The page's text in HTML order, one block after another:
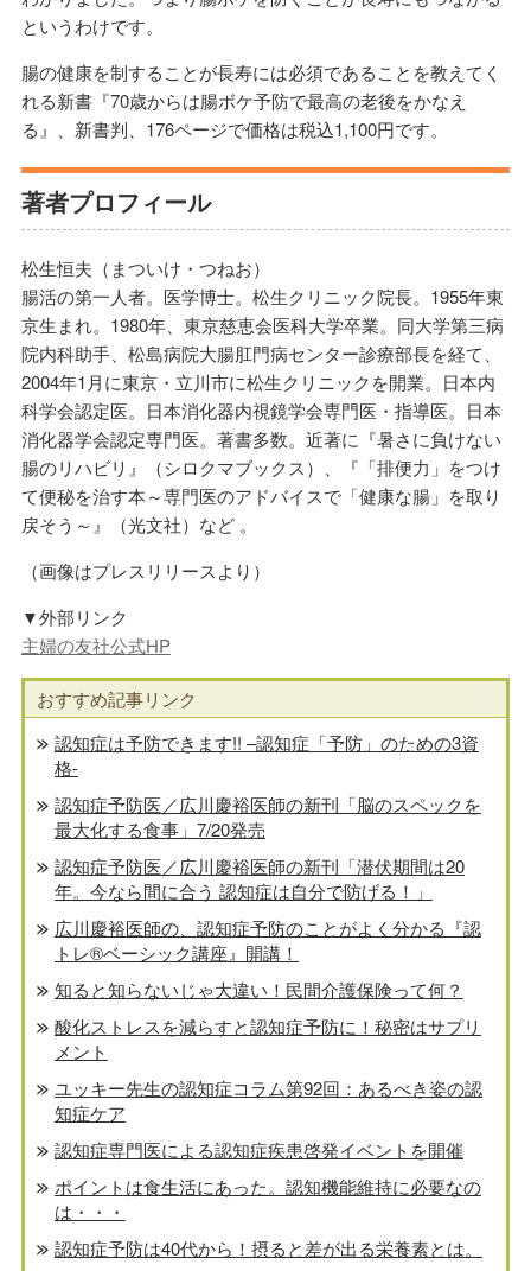
というわけです。
腸の健康を制することが長寿には必須であることを教えてく
れる新書『70歳からは腸ボケ予防で最高の老後をかなえ
る』、新書判、176ページで価格は税込1,100円です。
著者プロフィール
松生恒夫（まついけ・つねお）
腸活の第一人者。医学博士。松生クリニック院長。1955年東
京生まれ。1980年、東京慈恵会医科大学卒業。同大学第三病
院内科助手、松島病院大腸肛門病センター診療部長を経て、
2004年1月に東京・立川市に松生クリニックを開業。日本内
科学会認定医。日本消化器内視鏡学会専門医・指導医。日本
消化器学会認定専門医。著書多数。近著に『暑さに負けない
腸のリハビリ』（シロクマブックス）、『「排便力」をつけ
て便秘を治す本～専門医のアドバイスで「健康な腸」を取り
戻そう～』（光文社）など 。
（画像はプレスリリースより）
▼外部リンク
主婦の友社公式HP
おすすめ記事リンク
認知症は予防できます!! –認知症「予防」のための3資
格-
認知症予防医／広川慶裕医師の新刊「脳のスペックを
最大化する食事」7/20発売
認知症予防医／広川慶裕医師の新刊「潜伏期間は20
年。今なら間に合う 認知症は自分で防げる！」
広川慶裕医師の、認知症予防のことがよく分かる『認
トレ®️ベーシック講座』開講！
知ると知らないじゃ大違い！民間介護保険って何？
酸化ストレスを減らすと認知症予防に！秘密はサプリ
メント
ユッキー先生の認知症コラム第92回：あるべき姿の認
知症ケア
認知症専門医による認知症疾患啓発イベントを開催
ポイントは食生活にあった。認知機能維持に必要なの
は・・・
認知症予防は40代から！摂ると差が出る栄養素とは。